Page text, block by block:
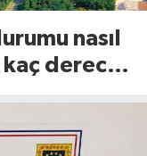
nasıl
derece?